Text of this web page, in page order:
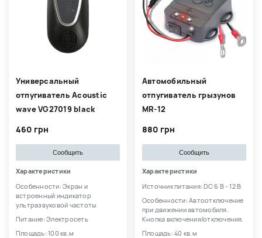
Универсальный
отпугиватель Acoustic
wave VG27019 black
460 грн
Сообщить
Характеристики
Особенности: Экран и
встроенный индикатор
ультразвуковой частоты
Питание: Электросеть
Площадь: 100 кв.м
Автомобильный
отпугиватель грызунов
MR-12
880 грн
Сообщить
Характеристики
Источник питания: DC 6 В - 12 В
Особенности: Автоотключение
при движении автомобиля.
Кнопка включения/отключения.
Площадь: 40 кв.м